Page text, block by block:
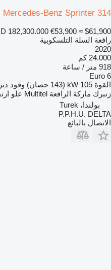
Mercedes-Benz Sprinter 314
182,300.000 €53,900 ≈ $61,900
رافعة السلة التلسكوبية
2020
24.000 كم
918 متر / ساعة
Euro 6
القوة 105 kW (143 حصان) وقود
زنبرك ماركة الرافعة Multitel علو
بولندا، Turek
P.P.H.U. DELTA
الاتصال بالبائع